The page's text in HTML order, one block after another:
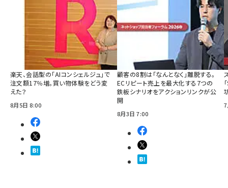
楽天、会話型の「AIコンシェルジュ」で
注文額17％増。買い物体験をどう変
えた？
8月5日 8:00
顧客の8割は「なんとなく」離脱する。
ECリピート売上を最大化する7つの
鉄板シナリオをアクションリンクが公
開
8月3日 7:00